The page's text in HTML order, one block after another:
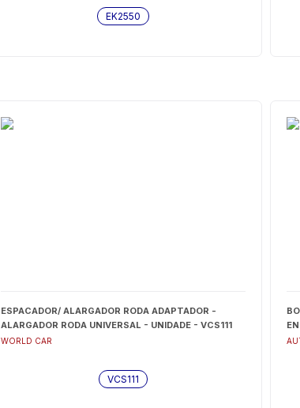
EK2550
ESPACADOR/ ALARGADOR RODA ADAPTADOR -
ALARGADOR RODA UNIVERSAL - UNIDADE - VCS111
WORLD CAR
VCS111